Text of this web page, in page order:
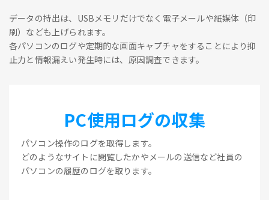
データの持出は、USBメモリだけでなく電子メールや紙媒体（印
刷）なども上げられます。
各パソコンのログや定期的な画面キャプチャをすることにより抑
止力と情報漏えい発生時には、原因調査できます。
PC使用ログの収集
パソコン操作のログを取得します。
どのようなサイトに閲覧したかやメールの送信など社員の
パソコンの履歴のログを取ります。